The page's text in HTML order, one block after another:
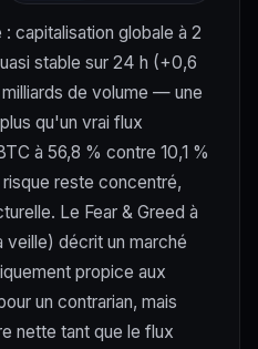
capitalisation globale à 2
stable sur 24 h (+0,6
de volume — une
qu'un vrai flux
à 56,8 % contre 10,1 %
reste concentré,
Le Fear & Greed à
décrit un marché
propice aux
un contrarian, mais
nette tant que le flux